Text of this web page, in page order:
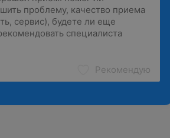
Рекомендую